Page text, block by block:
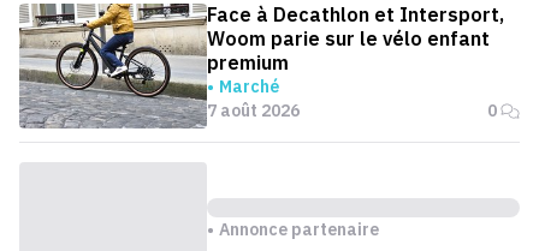
Face à Decathlon et Intersport,
Woom parie sur le vélo enfant
premium
Marché
7 août 2026
0
Annonce partenaire